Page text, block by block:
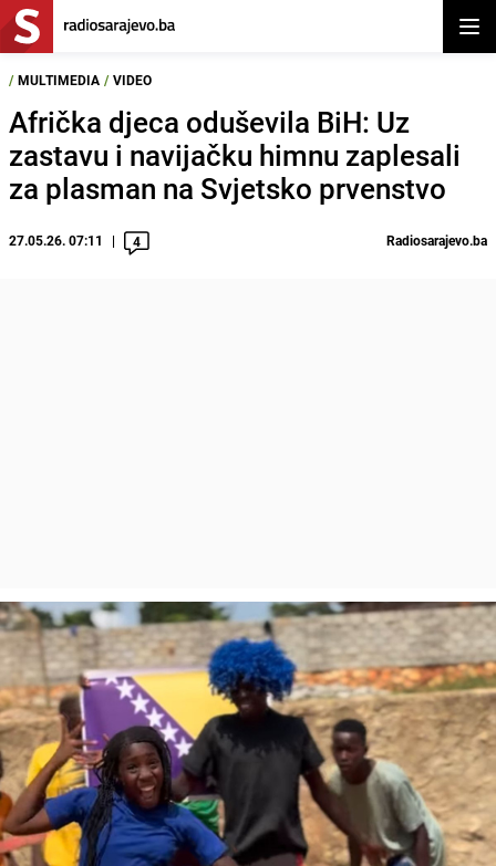
/ MULTIMEDIA / VIDEO
Afrička djeca oduševila BiH: Uz
zastavu i navijačku himnu zaplesali
za plasman na Svjetsko prvenstvo
27.05.26. 07:11 4 Radiosarajevo.ba